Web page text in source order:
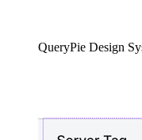
QueryPie Design